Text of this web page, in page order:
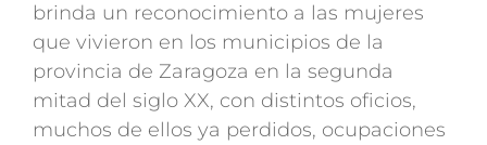
brinda un reconocimiento a las mujeres
que vivieron en los municipios de la
provincia de Zaragoza en la segunda
mitad del siglo XX, con distintos oficios,
muchos de ellos ya perdidos, ocupaciones